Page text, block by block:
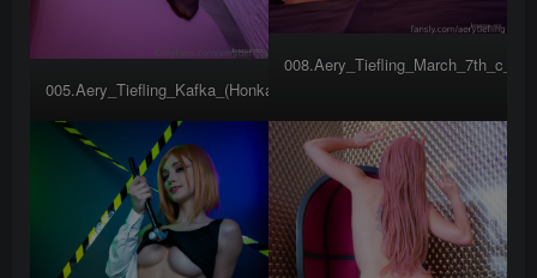
005.Aery_Tiefling_Kafka_(Honkai_Star_Rail)__c_(52)
008.Aery_Tiefling_March_7th_c_(24)